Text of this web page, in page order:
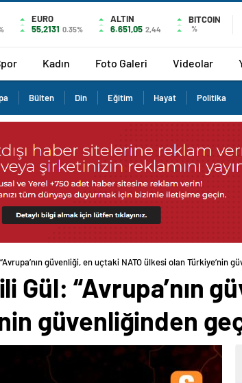
EURO
55,2131 0.35%
ALTIN
6.651,05 2,44
BITCOIN
%
Kadın Foto Galeri Videolar
Bülten Din Eğitim Hayat Politika
güvenliği, en uçtaki NATO ülkesi olan Türkiye’nin
Gül: “Avrupa’nın
güvenliğinden